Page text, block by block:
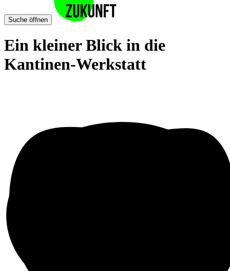
Suche öffnen
Ein kleiner Blick in die
Kantinen-Werkstatt